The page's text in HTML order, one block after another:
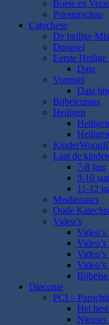
Boete en
Priesterschap
Catechese
De heilige
Doopsel
Eerste
Data
Vormsel
Data
Bijbelcursus
Heiligen
Laat de
7-8 jaar
9-10
11-12
Misdienaars
Oude
Video’s
Diaconie
PCI –
Het
Nieuws